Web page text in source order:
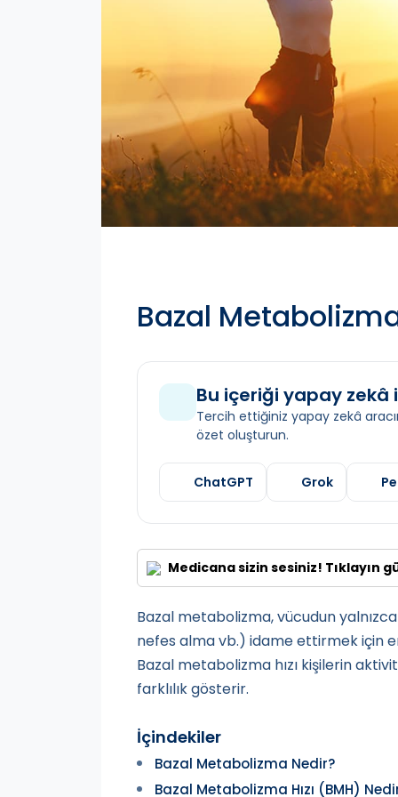
Bazal
Bu içeriği yapay zekâ
Tercih ettiğiniz yapay zekâ
özet oluşturun.
ChatGPT Grok
Medicana sizin sesiniz! Tıklayın
Bazal metabolizma, vücudun
nefes alma vb.) idame ettirmek için
Bazal metabolizma hızı kişilerin
farklılık gösterir.
İçindekiler
Bazal Metabolizma Nedir?
Bazal Metabolizma Hızı (BMH)